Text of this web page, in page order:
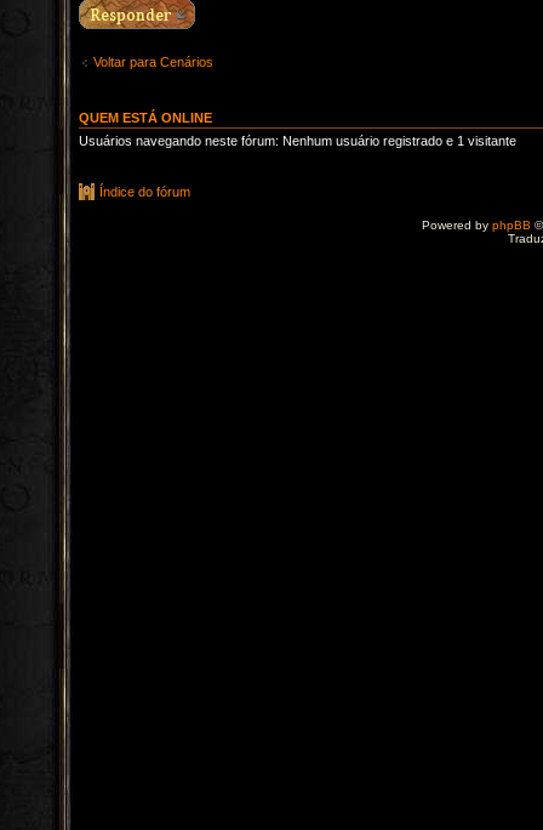
Voltar para Cenários
QUEM ESTÁ ONLINE
Usuários navegando neste fórum: Nenhum usuário registrado e 1 visitante
Índice do fórum
Powered by phpBB